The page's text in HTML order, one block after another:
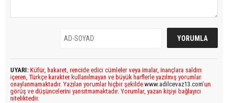
UYARI: Küfür, hakaret, rencide edici cümleler veya imalar, inançlara saldırı
içeren, Türkçe karakter kullanılmayan ve büyük harflerle yazılmış yorumlar
onaylanmamaktadır. Yazılan yorumlar hiçbir şekilde www.adilcevaz13.com’un
görüş ve düşüncelerini yansıtmamaktadır. Yorumlar, yazan kişiyi bağlayıcı
niteliktedir.